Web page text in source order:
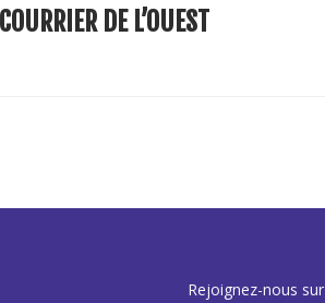
DE L’OUEST
Rejoignez-nous sur